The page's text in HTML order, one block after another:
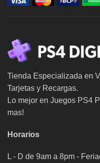
Tienda Especializada en
Tarjetas y Recargas.
Lo mejor en Juegos PS4
mas!
Horarios
L - D de 9am a 8pm -